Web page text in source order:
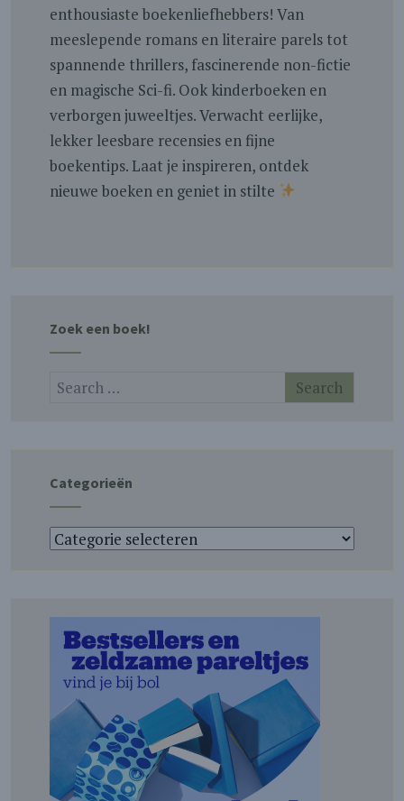
enthousiaste boekenliefhebbers! Van
meeslepende romans en literaire parels tot
spannende thrillers, fascinerende non-fictie
en magische Sci-fi. Ook kinderboeken en
verborgen juweeltjes. Verwacht eerlijke,
lekker leesbare recensies en fijne
boekentips. Laat je inspireren, ontdek
nieuwe boeken en geniet in stilte
Zoek een boek!
Categorieën
Categorieën